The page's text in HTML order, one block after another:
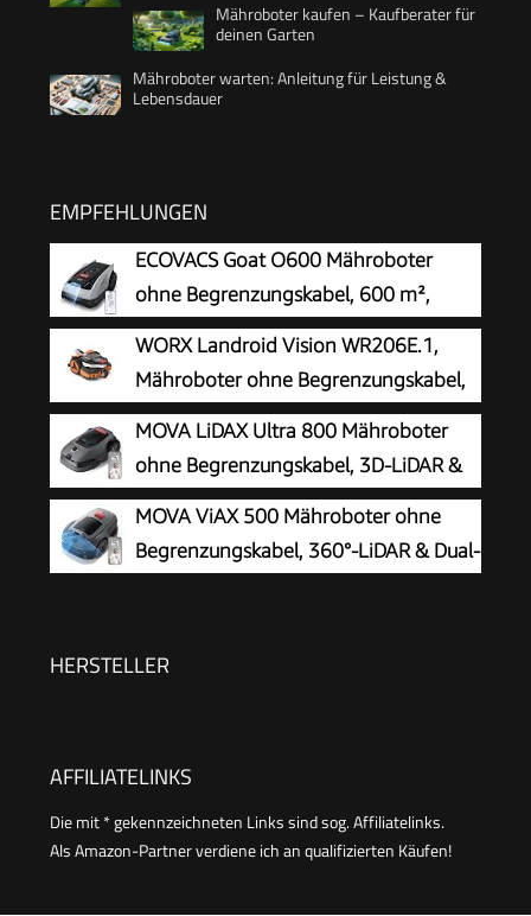
Mähroboter kaufen – Kaufberater für
deinen Garten
Mähroboter warten: Anleitung für Leistung &
Lebensdauer
EMPFEHLUNGEN
ECOVACS Goat O600 Mähroboter
ohne Begrenzungskabel, 600 m²,
RTK+Vision-Navigation,
Rasenmähroboter, KI-Hindernisvermeidung, App
Steuerung, passiert 0,7 m schmale Stellen
WORX Landroid Vision WR206E.1,
Mähroboter ohne Begrenzungskabel,
600 m²
MOVA LiDAX Ultra 800 Mähroboter
ohne Begrenzungskabel, 3D-LiDAR &
KI Vision
MOVA ViAX 500 Mähroboter ohne
Begrenzungskabel, 360°-LiDAR & Dual-
HERSTELLER
AFFILIATELINKS
Die mit * gekennzeichneten Links sind sog. Affiliatelinks.
Als Amazon-Partner verdiene ich an qualifizierten Käufen!